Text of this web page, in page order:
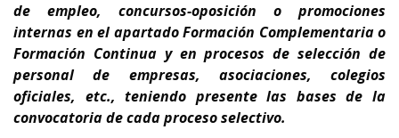
de empleo, concursos-oposición o promociones
internas en el apartado Formación Complementaria o
Formación Continua y en procesos de selección de
personal de empresas, asociaciones, colegios
oficiales, etc., teniendo presentelas bases de la
convocatoria de cada proceso selectivo.